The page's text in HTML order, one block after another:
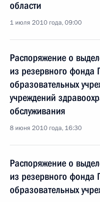
области
1 июля 2010 года, 09:00
Распоряжение о
из резервного фонда
образовательных
учреждений
обслуживания
8 июня 2010 года, 16:30
Распоряжение о
из резервного фонда
образовательных